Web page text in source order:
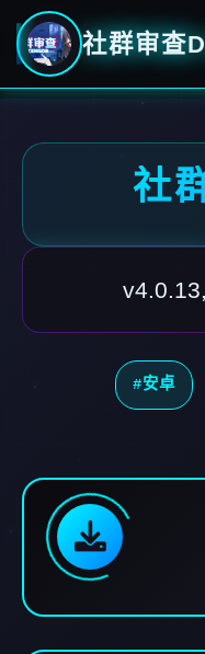
社群审查
社
#安卓